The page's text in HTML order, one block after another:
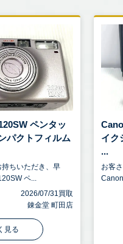
ペンタッ
パクトフィルム
ちいただき、早
ペ...
2026/07/31買取
錬金堂 町田店
見る
イク
...
お客